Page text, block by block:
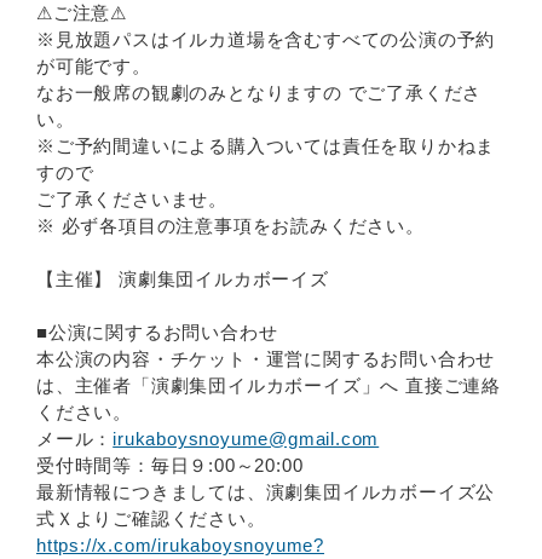
⚠ご注意⚠
※見放題パスはイルカ道場を含むすべての公演の予約
が可能です。
なお一般席の観劇のみとなりますの でご了承くださ
い。
※ご予約間違いによる購入ついては責任を取りかねま
すので
ご了承くださいませ。
※ 必ず各項目の注意事項をお読みください。
【主催】 演劇集団イルカボーイズ
■公演に関するお問い合わせ
本公演の内容・チケット・運営に関するお問い合わせ
は、主催者「演劇集団イルカボーイズ」へ 直接ご連絡
ください。
メール： irukaboysnoyume@gmail.com
受付時間等：毎日９:00～20:00
最新情報につきましては、演劇集団イルカボーイズ公
式Ｘよりご確認ください。
https://x.com/irukaboysnoyume?